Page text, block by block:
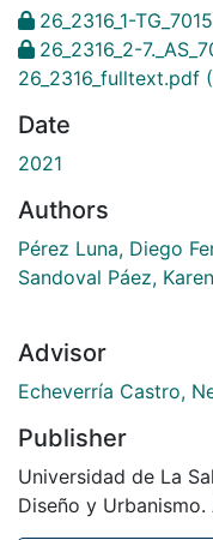
26_2316_1-
26_2316_2-
26_2316_fulltext.pdf
Date
2021
Authors
Pérez Luna, Diego
Sandoval Páez,
Advisor
Echeverría Castro,
Publisher
Universidad de La
Diseño y